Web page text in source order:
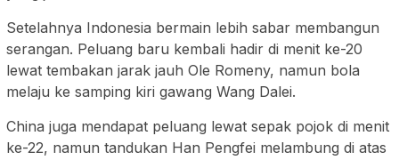
Setelahnya Indonesia bermain lebih sabar membangun
serangan. Peluang baru kembali hadir di menit ke-20
lewat tembakan jarak jauh Ole Romeny, namun bola
melaju ke samping kiri gawang Wang Dalei.
China juga mendapat peluang lewat sepak pojok di menit
ke-22, namun tandukan Han Pengfei melambung di atas